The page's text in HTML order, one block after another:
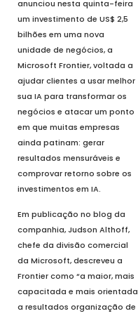
anunciou nesta quinta-feira
um investimento de US$ 2,5
bilhões em uma nova
unidade de negócios, a
Microsoft Frontier, voltada a
ajudar clientes a usar melhor
sua IA para transformar os
negócios e atacar um ponto
em que muitas empresas
ainda patinam: gerar
resultados mensuráveis e
comprovar retorno sobre os
investimentos em IA.
Em publicação no blog da
companhia, Judson Althoff,
chefe da divisão comercial
da Microsoft, descreveu a
Frontier como “a maior, mais
capacitada e mais orientada
a resultados organização de